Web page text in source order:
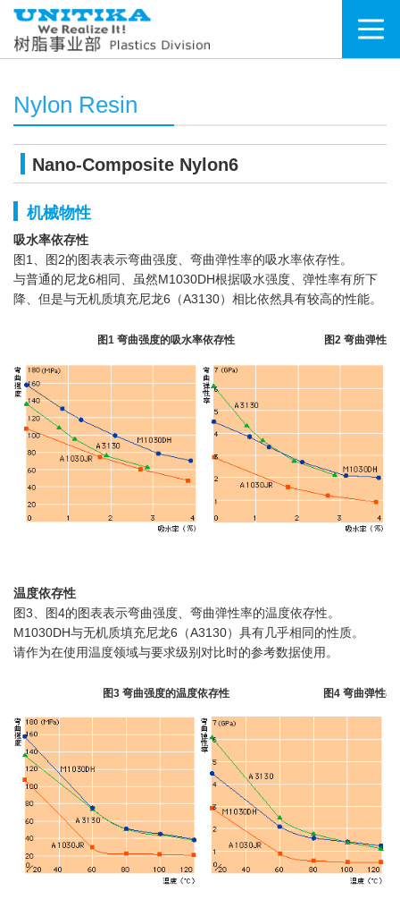
Nylon Resin
Nano-Composite Nylon6
机械物性
吸水率依存性
图1、图2的图表表示弯曲强度、弯曲弹性率的吸水率依存性。
与普通的尼龙6相同、虽然M1030DH根据吸水强度、弹性率有所下
降、但是与无机质填充尼龙6（A3130）相比依然具有较高的性能。
图1 弯曲强度的吸水率依存性 图2 弯曲弹性
温度依存性
图3、图4的图表表示弯曲强度、弯曲弹性率的温度依存性。
M1030DH与无机质填充尼龙6（A3130）具有几乎相同的性质。
请作为在使用温度领域与要求级别对比时的参考数据使用。
图3 弯曲强度的温度依存性 图4 弯曲弹性